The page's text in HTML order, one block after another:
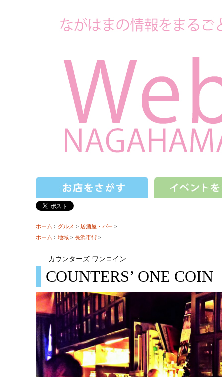
ホーム > グルメ > 居酒屋・バー >
ホーム > 地域 > 長浜市街 >
カウンターズ ワンコイン
COUNTERS’ ONE COIN